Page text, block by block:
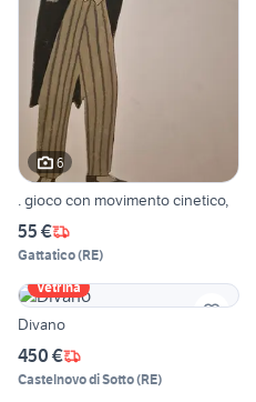
6
. gioco con movimento cinetico,
55 €
Gattatico(RE)
Vetrina
Divano
450 €
Castelnovo di Sotto(RE)